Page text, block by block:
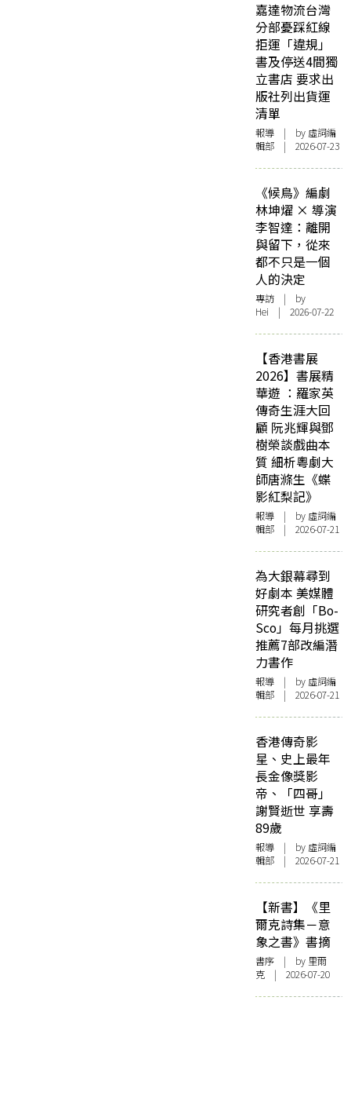
嘉達物流台灣
分部憂踩紅線
拒運「違規」
書及停送4間獨
立書店 要求出
版社列出貨運
清單
報導 | by 虛詞編
輯部 | 2026-07-23
《候鳥》編劇
林坤燿 × 導演
李智達：離開
與留下，從來
都不只是一個
人的決定
專訪 | by
Hei | 2026-07-22
【香港書展
2026】書展精
華遊 ：羅家英
傳奇生涯大回
顧 阮兆輝與鄧
樹榮談戲曲本
質 細析粵劇大
師唐滌生《蝶
影紅梨記》
報導 | by 虛詞編
輯部 | 2026-07-21
為大銀幕尋到
好劇本 美媒體
研究者創「Bo-
Sco」每月挑選
推薦7部改編潛
力書作
報導 | by 虛詞編
輯部 | 2026-07-21
香港傳奇影
星、史上最年
長金像獎影
帝、「四哥」
謝賢逝世 享壽
89歲
報導 | by 虛詞編
輯部 | 2026-07-21
【新書】《里
爾克詩集－意
象之書》書摘
書序 | by 里爾
克 | 2026-07-20